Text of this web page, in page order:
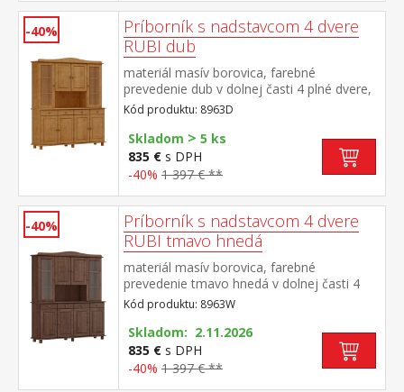
-40%
Príborník s nadstavcom 4 dvere
RUBI dub
materiál masív borovica, farebné
prevedenie dub v dolnej časti 4 plné dvere,
4 zásuvky s kovovými pojazdmi v hornej
časti 2 presklené a 2 plné dvere
Kód produktu: 8963D
Skladom > 5 ks
835 € s DPH
-40% 1 397 € **
-40%
Príborník s nadstavcom 4 dvere
RUBI tmavo hnedá
materiál masív borovica, farebné
prevedenie tmavo hnedá v dolnej časti 4
plné dvere, 4 zásuvky s kovovými pojazdmi
v hornej časti 2 presklené a 2 plné dvere
Kód produktu: 8963W
Skladom: 2.11.2026
835 € s DPH
-40% 1 397 € **